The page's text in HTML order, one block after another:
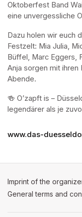
Oktoberfest Band
eine unvergessliche
Dazu holen wir euch
Festzelt: Mia Julia,
Büffel, Marc Eggers,
Anja sorgen mit
Abende.
🍻 O’zapft is –
legendärer als je
www.das-
Imprint of the
General terms and